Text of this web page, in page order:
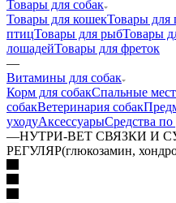
Товары для собак
Товары для кошекТовары для
птицТовары для рыбТовары
лошадейТовары для фреток
—
Витамины для собак
Корм для собакСпальные
собакВетеринария собак
уходуАксессуарыСредства по
—НУТРИ-ВЕТ СВЯЗКИ И
РЕГУЛЯР(глюкозамин,